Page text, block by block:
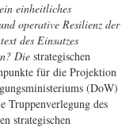
einheitliches
operative Resilienz der
des Einsatzes
Die strategischen
für die Projektion
(DoW)
Truppenverlegung des
strategischen